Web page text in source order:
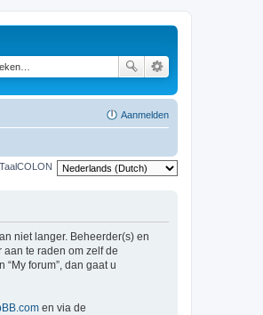
Aanmelden
TaalCOLON
niet langer. Beheerder(s) en
te raden om zelf de
forum”, dan gaat u
en via de